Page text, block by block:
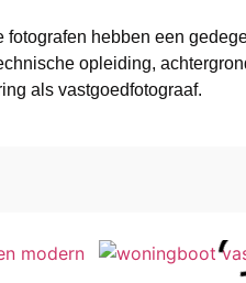
fotografen hebben een
opleiding,
als vastgoedfotograaf.